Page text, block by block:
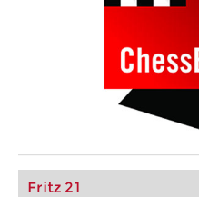
Fritz 21